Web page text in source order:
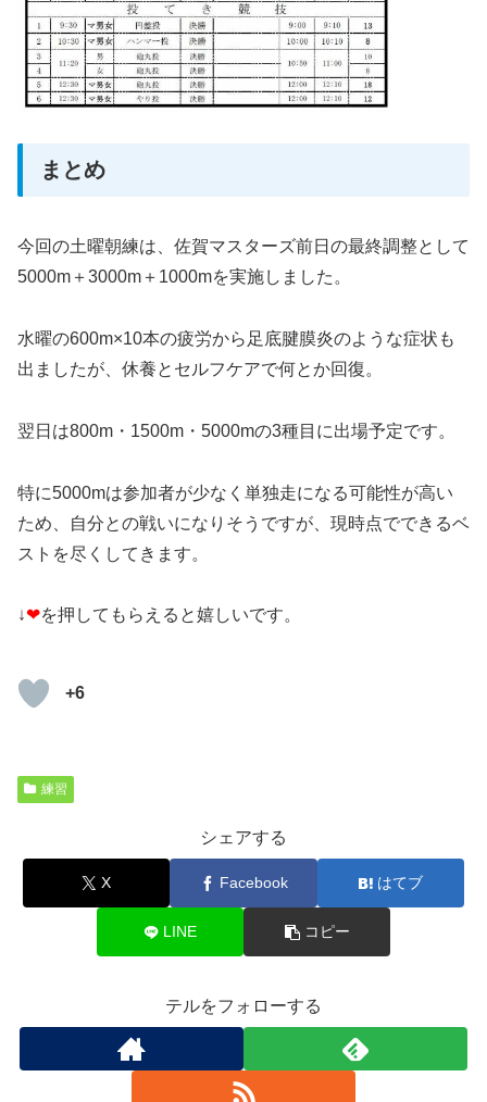
まとめ
今回の土曜朝練は、佐賀マスターズ前日の最終調整として
5000m＋3000m＋1000mを実施しました。
水曜の600m×10本の疲労から足底腱膜炎のような症状も
出ましたが、休養とセルフケアで何とか回復。
翌日は800m・1500m・5000mの3種目に出場予定です。
特に5000mは参加者が少なく単独走になる可能性が高い
ため、自分との戦いになりそうですが、現時点でできるベ
ストを尽くしてきます。
↓❤を押してもらえると嬉しいです。
+6
練習
シェアする
X Facebook はてブ
LINE コピー
テルをフォローする